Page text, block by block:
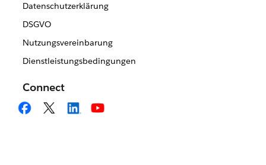
Datenschutzerklärung
DSGVO
Nutzungsvereinbarung
Dienstleistungsbedingungen
Connect